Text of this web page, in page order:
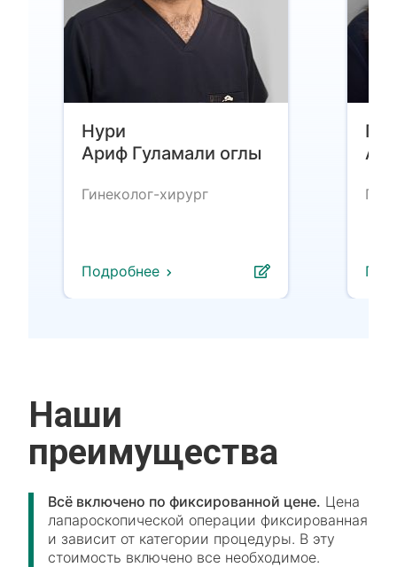
Нури
Ариф Гуламали оглы
Гинеколог-хирург
Подробнее
Наши
преимущества
Всё включено по фиксированной цене. Цена
лапароскопической операции фиксированная
и зависит от категории процедуры. В эту
стоимость включено все необходимое.